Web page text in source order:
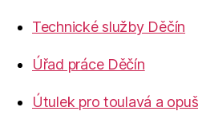
Technické služby Děčín
Úřad práce Děčín
Útulek pro toulavá a